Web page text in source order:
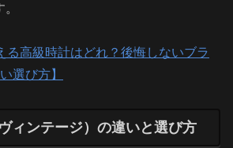
る高級時計はどれ？後悔しないブラ
選び方】
ィンテージ）の違いと選び方